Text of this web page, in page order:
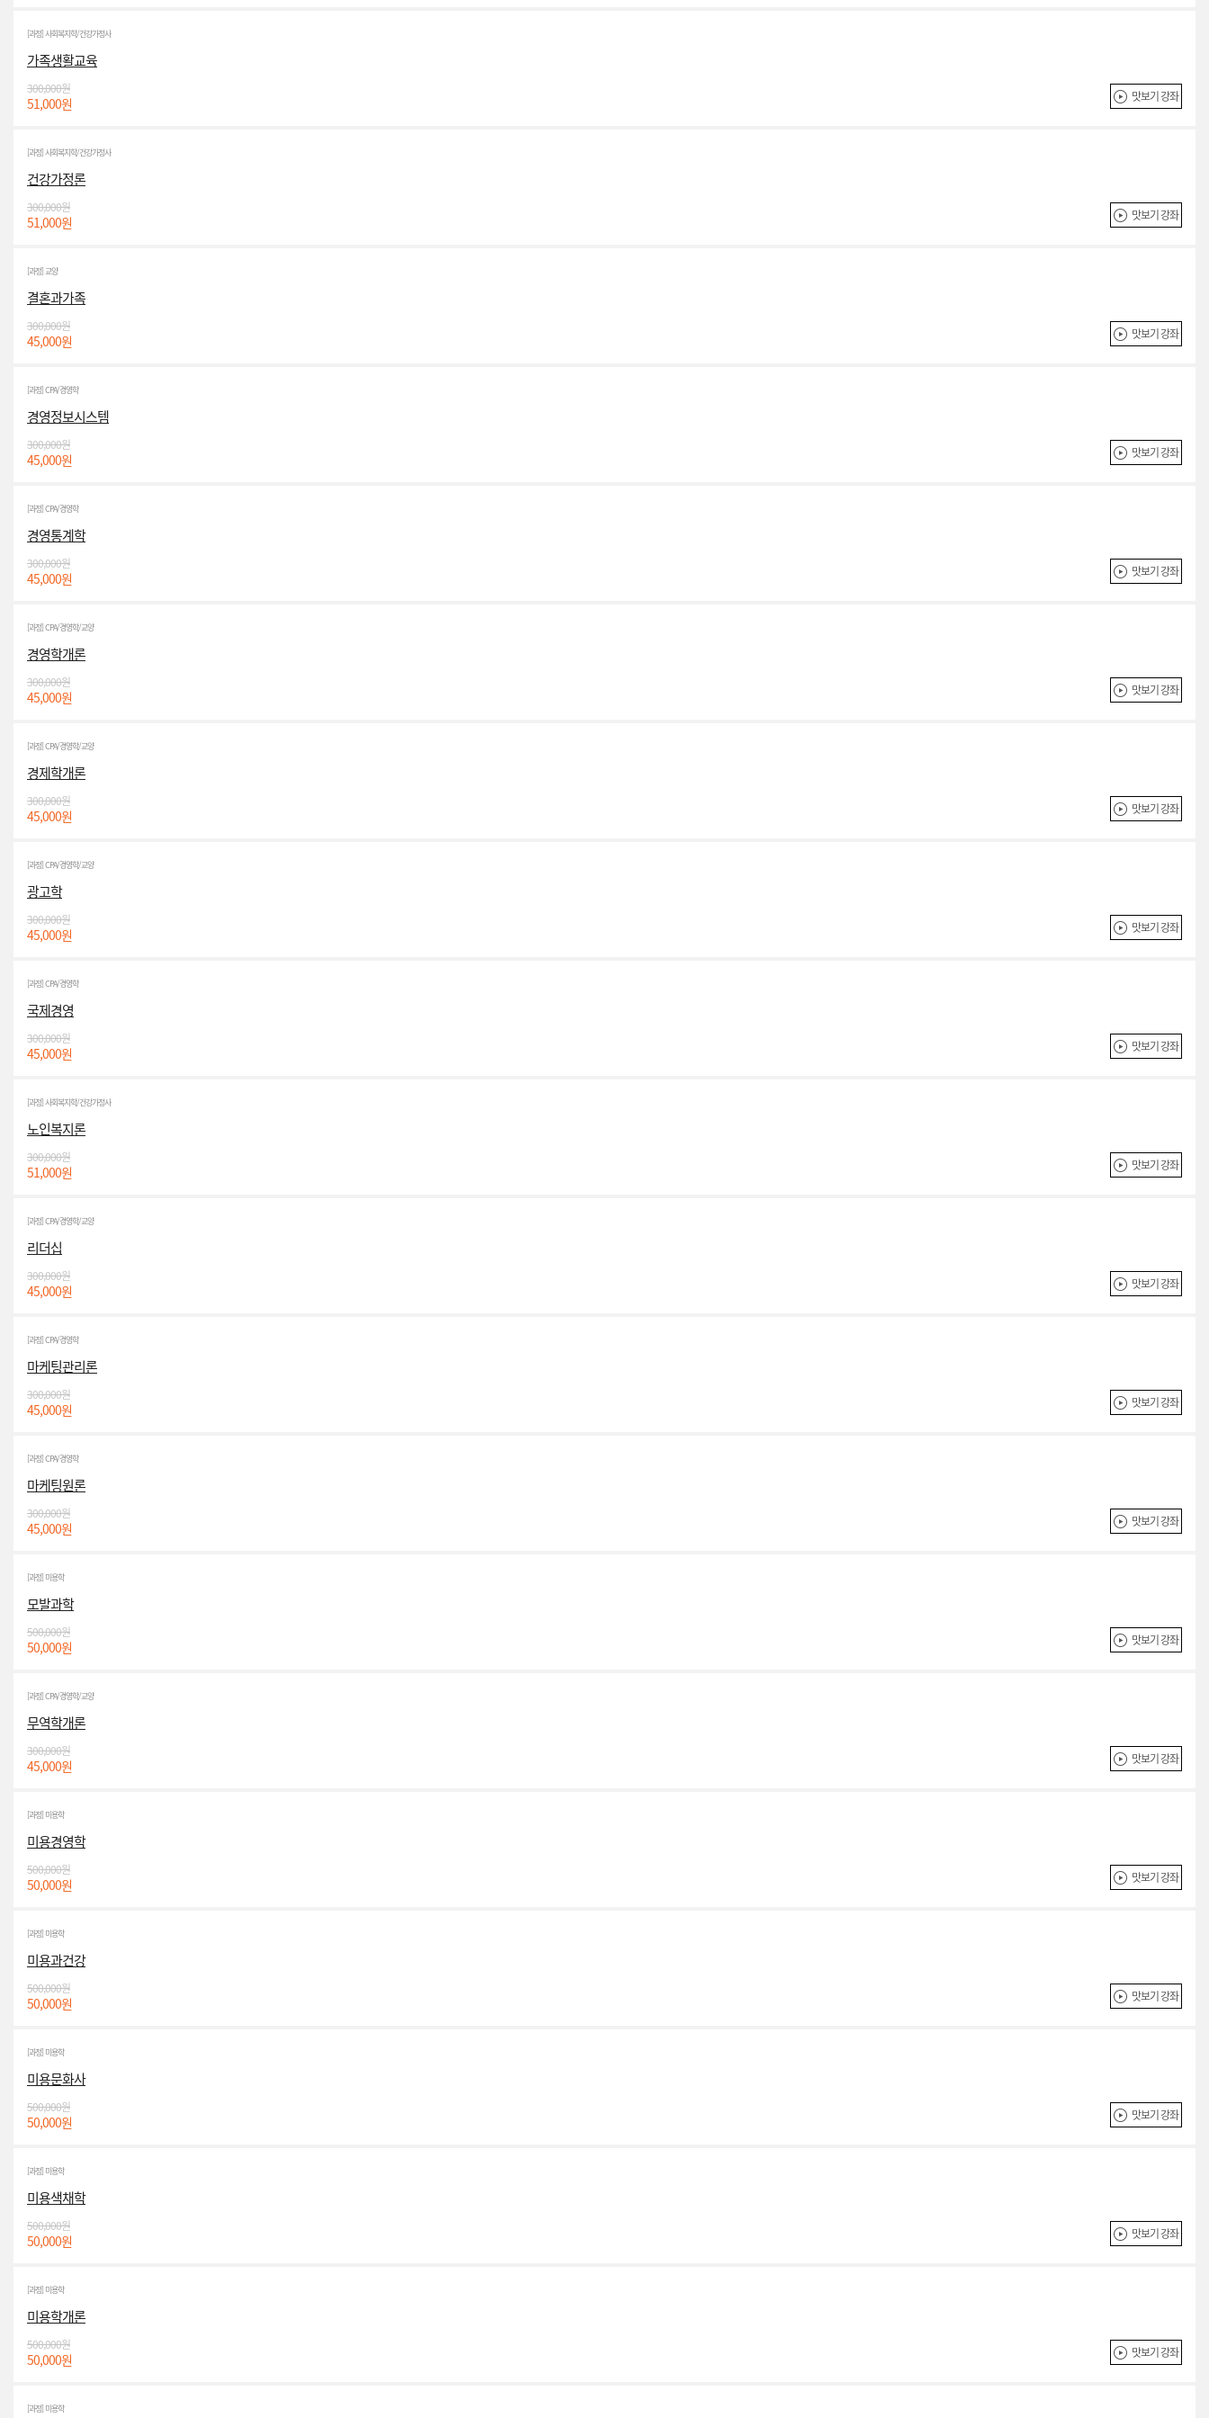
[과정] 사회복지학/건강가정사
가족생활교육
300,000원
51,000원 맛보기 강좌
[과정] 사회복지학/건강가정사
건강가정론
300,000원
51,000원 맛보기 강좌
[과정] 교양
결혼과가족
300,000원
45,000원 맛보기 강좌
[과정] CPA/경영학
경영정보시스템
300,000원
45,000원 맛보기 강좌
[과정] CPA/경영학
경영통계학
300,000원
45,000원 맛보기 강좌
[과정] CPA/경영학/교양
경영학개론
300,000원
45,000원 맛보기 강좌
[과정] CPA/경영학/교양
경제학개론
300,000원
45,000원 맛보기 강좌
[과정] CPA/경영학/교양
광고학
300,000원
45,000원 맛보기 강좌
[과정] CPA/경영학
국제경영
300,000원
45,000원 맛보기 강좌
[과정] 사회복지학/건강가정사
노인복지론
300,000원
51,000원 맛보기 강좌
[과정] CPA/경영학/교양
리더십
300,000원
45,000원 맛보기 강좌
[과정] CPA/경영학
마케팅관리론
300,000원
45,000원 맛보기 강좌
[과정] CPA/경영학
마케팅원론
300,000원
45,000원 맛보기 강좌
[과정] 미용학
모발과학
500,000원
50,000원 맛보기 강좌
[과정] CPA/경영학/교양
무역학개론
300,000원
45,000원 맛보기 강좌
[과정] 미용학
미용경영학
500,000원
50,000원 맛보기 강좌
[과정] 미용학
미용과건강
500,000원
50,000원 맛보기 강좌
[과정] 미용학
미용문화사
500,000원
50,000원 맛보기 강좌
[과정] 미용학
미용색채학
500,000원
50,000원 맛보기 강좌
[과정] 미용학
미용학개론
500,000원
50,000원 맛보기 강좌
[과정] 미용학